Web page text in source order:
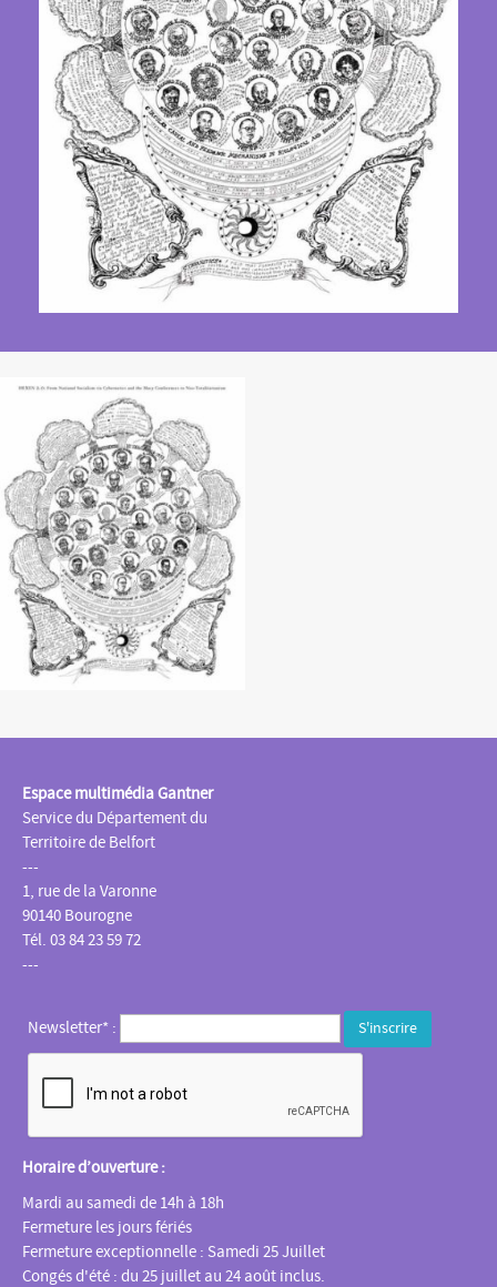
Espace multimédia Gantner
Service du Département du
Territoire de Belfort
---
1, rue de la Varonne
90140 Bourogne
Tél. 03 84 23 59 72
---
Newsletter* :
Horaire d’ouverture :
Mardi au samedi de 14h à 18h
Fermeture les jours fériés
Fermeture exceptionnelle : Samedi 25 Juillet
Congés d'été : du 25 juillet au 24 août inclus.